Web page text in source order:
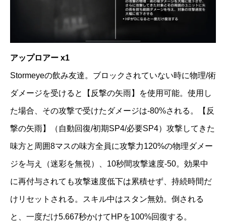
アップロアー x1
Stormeyeの飲み友達。ブロックされていない時に物理/術
ダメージを受けると【反撃の矢雨】を使用可能。使用し
た場合、その攻撃で受けたダメージは-80%される。【反
撃の矢雨】（自動回復/初期SP4/必要SP4）攻撃してきた
味方と周囲8マスの味方全員に攻撃力120%の物理ダメー
ジを与え（迷彩を無視）、10秒間攻撃速度-50。効果中
に再付与されても攻撃速度低下は累積せず、持続時間だ
けリセットされる。スキル中はスタン無効。倒される
と、一度だけ5.667秒かけてHPを100%回復する。